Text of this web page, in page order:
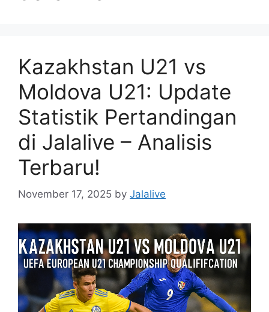
Kazakhstan U21 vs
Moldova U21: Update
Statistik Pertandingan
di Jalalive – Analisis
Terbaru!
November 17, 2025 by Jalalive